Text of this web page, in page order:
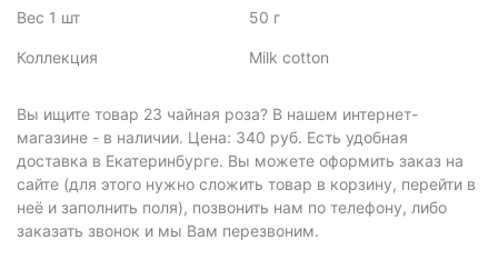
Вес 1 шт 50 г
Коллекция Milk cotton
Вы ищите товар 23 чайная роза? В нашем интернет-
магазине - в наличии. Цена: 340 руб. Есть удобная
доставка в Екатеринбурге. Вы можете оформить заказ на
сайте (для этого нужно сложить товар в корзину, перейти в
неё и заполнить поля), позвонить нам по телефону, либо
заказать звонок и мы Вам перезвоним.